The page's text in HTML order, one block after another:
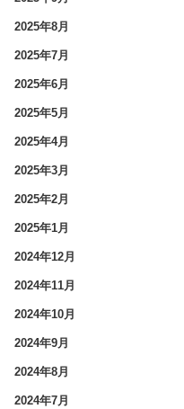
2025年8月
2025年7月
2025年6月
2025年5月
2025年4月
2025年3月
2025年2月
2025年1月
2024年12月
2024年11月
2024年10月
2024年9月
2024年8月
2024年7月